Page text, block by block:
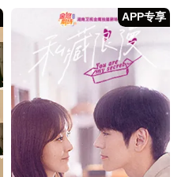
APP专享